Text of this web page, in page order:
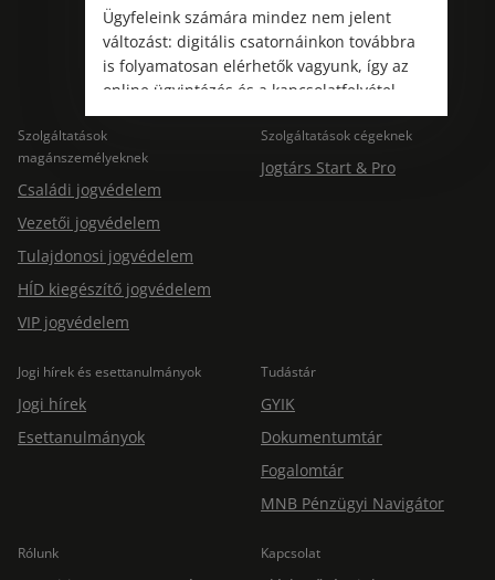
Szolgáltatások
magánszemélyeknek
Családi jogvédelem
Vezetői jogvédelem
Tulajdonosi jogvédelem
HÍD kiegészítő jogvédelem
VIP jogvédelem
Szolgáltatások cégeknek
Jogtárs Start & Pro
Jogi hírek és esettanulmányok
Jogi hírek
Esettanulmányok
Tudástár
GYIK
Dokumentumtár
Fogalomtár
MNB Pénzügyi Navigátor
Rólunk Kapcsolat
Ügyfeleink számára mindez nem jelent
változást: digitális csatornáinkon továbbra
is folyamatosan elérhetők vagyunk, így az
online ügyintézés és a kapcsolatfelvétel
változatlanul biztosított.